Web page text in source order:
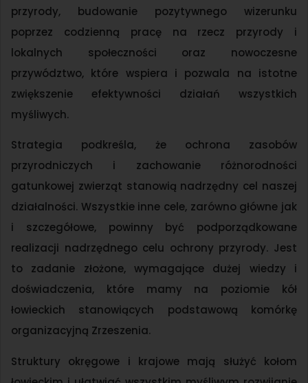
przyrody, budowanie pozytywnego wizerunku
poprzez codzienną pracę na rzecz przyrody i
lokalnych społeczności oraz nowoczesne
przywództwo, które wspiera i pozwala na istotne
zwiększenie efektywności działań wszystkich
myśliwych.
Strategia podkreśla, że ochrona zasobów
przyrodniczych i zachowanie różnorodności
gatunkowej zwierząt stanowią nadrzędny cel naszej
działalności. Wszystkie inne cele, zarówno główne jak
i szczegółowe, powinny być podporządkowane
realizacji nadrzędnego celu ochrony przyrody. Jest
to zadanie złożone, wymagające dużej wiedzy i
doświadczenia, które mamy na poziomie kół
łowieckich stanowiących podstawową komórkę
organizacyjną Zrzeszenia.
Struktury okręgowe i krajowe mają służyć kołom